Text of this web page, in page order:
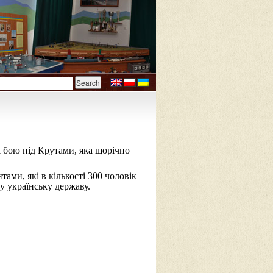
бою під Крутами, яка щорічно
які в кількості 300 чоловік
українську державу.